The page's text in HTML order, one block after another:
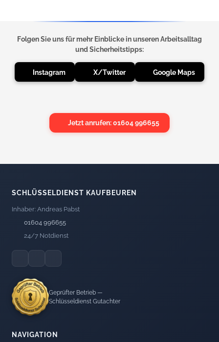
Folgen Sie uns für mehr Einblicke in unseren Arbeitsalltag
und Sicherheitstipps:
Instagram X/Twitter Google Maps
Jetzt anrufen: 01604 996655
SCHLÜSSELDIENST KAUFBEUREN
Inhaber: Andreas Pabst
01604 996655
24/7 Notdienst
Geprüfter Betrieb —
Schlüsseldienst Gutachter
NAVIGATION